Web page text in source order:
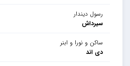
رسول دیندار
سیرداش
ساکن و نورا و ابنر
دی اند